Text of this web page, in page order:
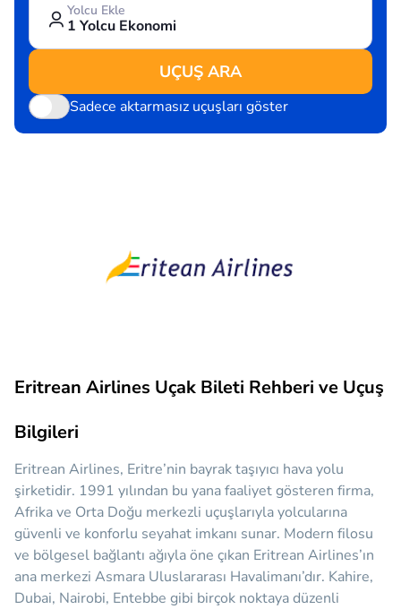
Yolcu Ekle
1 Yolcu Ekonomi
UÇUŞ ARA
Sadece aktarmasız uçuşları göster
Eritrean Airlines Uçak Bileti Rehberi ve Uçuş
Bilgileri
Eritrean Airlines, Eritre’nin bayrak taşıyıcı hava yolu
şirketidir. 1991 yılından bu yana faaliyet gösteren firma,
Afrika ve Orta Doğu merkezli uçuşlarıyla yolcularına
güvenli ve konforlu seyahat imkanı sunar. Modern filosu
ve bölgesel bağlantı ağıyla öne çıkan Eritrean Airlines’ın
ana merkezi Asmara Uluslararası Havalimanı’dır. Kahire,
Dubai, Nairobi, Entebbe gibi birçok noktaya düzenli